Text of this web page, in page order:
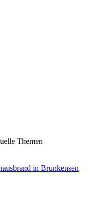
Themen
in Brunkensen